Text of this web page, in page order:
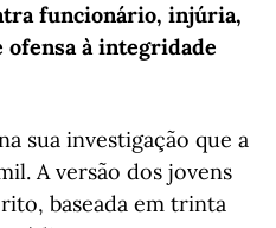
funcionário, injúria,
ofensa à integridade
sua investigação que a
A versão dos jovens
baseada em trinta